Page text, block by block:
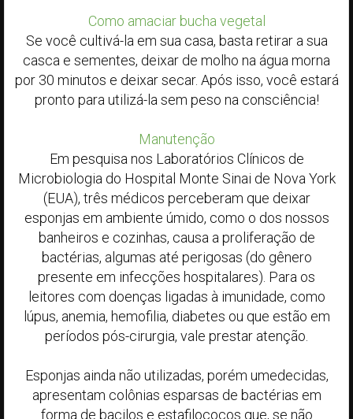
Como amaciar bucha vegetal
Se você cultivá-la em sua casa, basta retirar a sua
casca e sementes, deixar de molho na água morna
por 30 minutos e deixar secar. Após isso, você estará
pronto para utilizá-la sem peso na consciência!
Manutenção
Em pesquisa nos Laboratórios Clínicos de
Microbiologia do Hospital Monte Sinai de Nova York
(EUA), três médicos perceberam que deixar
esponjas em ambiente úmido, como o dos nossos
banheiros e cozinhas, causa a proliferação de
bactérias, algumas até perigosas (do gênero
presente em infecções hospitalares). Para os
leitores com doenças ligadas à imunidade, como
lúpus, anemia, hemofilia, diabetes ou que estão em
períodos pós-cirurgia, vale prestar atenção.
Esponjas ainda não utilizadas, porém umedecidas,
apresentam colônias esparsas de bactérias em
forma de bacilos e estafilococos que, se não